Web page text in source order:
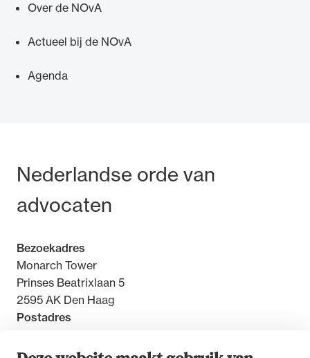
Over de NOvA
Actueel bij de NOvA
Agenda
Bezoek- en postadres
Nederlandse orde van
advocaten
Bezoekadres
Monarch Tower
Prinses Beatrixlaan 5
2595 AK Den Haag
Postadres
2500 GW Den Haag